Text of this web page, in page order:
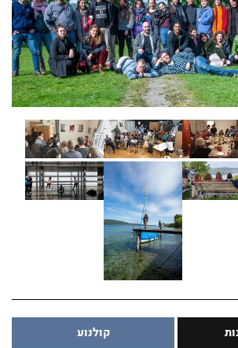
קולנוע
מחלקת צילום אוקטובר 2024